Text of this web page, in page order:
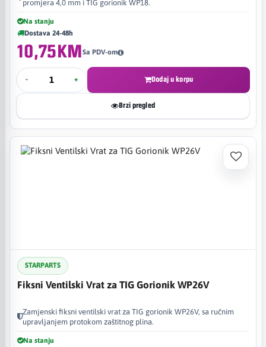
promjera 4,0 mm i TIG gorionik WP18.
Na stanju
Dostava 24-48h
10,75KMSa PDV-om
- + Dodaj u korpu
Brzi pregled
STARPARTS
Fiksni Ventilski Vrat za TIG Gorionik WP26V
Zamjenski fiksni ventilski vrat za TIG gorionik WP26V, sa ručnim
upravljanjem protokom zaštitnog plina.
Na stanju